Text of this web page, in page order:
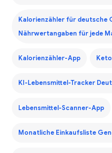
Kalorienzähler für deutsche
Nährwertangaben für jede
Kalorienzähler-App
KI-Lebensmittel-Tracker
Lebensmittel-Scanner-App
Monatliche Einkaufsliste